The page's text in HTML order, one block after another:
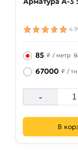
4.9
85 ₽ / метр
67000 ₽ / тн
-
В